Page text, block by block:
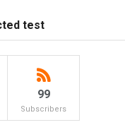
test
99
Subscribers